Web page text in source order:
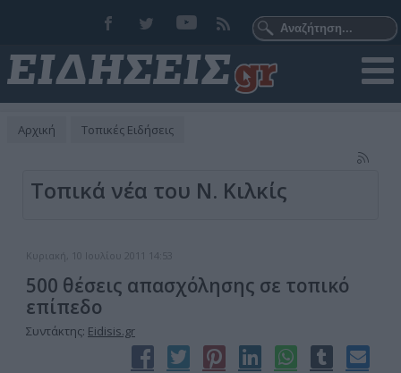
Αρχική Τοπικές Ειδήσεις
Τοπικά νέα του Ν. Κιλκίς
Κυριακή, 10 Ιουλίου 2011 14:53
500 θέσεις απασχόλησης σε τοπικό
επίπεδο
Συντάκτης: Eidisis.gr